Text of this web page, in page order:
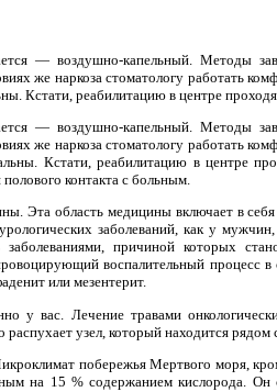
— воздушно-капельный. Методы
же наркоза стоматологу работать
Кстати, реабилитацию в центре
— воздушно-капельный. Методы
же наркоза стоматологу работать
Кстати, реабилитацию в центре
контакта с больным.
Эта область медицины включает в
заболеваний, как у
причиной которых
воспалительный процесс
или мезентерит.
у вас. Лечение травами
узел, который находится рядом
побережья Мертвого моря,
на 15 % содержанием кислорода. Он